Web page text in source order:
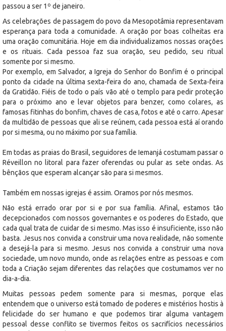
passou a ser 1º de janeiro.
As celebrações de passagem do povo da Mesopotâmia representavam
esperança para toda a comunidade. A oração por boas colheitas era
uma oração comunitária. Hoje em dia individualizamos nossas orações
e os rituais. Cada pessoa faz sua oração, seu pedido, seu ritual
somente por si mesmo.
Por exemplo, em Salvador, a Igreja do Senhor do Bonfim é o principal
ponto da cidade na última sexta-feira do ano, chamada de Sexta-feira
da Gratidão. Fiéis de todo o país vão até o templo para pedir proteção
para o próximo ano e levar objetos para benzer, como colares, as
famosas fitinhas do bonfim, chaves de casa, fotos e até o carro. Apesar
da multidão de pessoas que ali se reúnem, cada pessoa está aí orando
por si mesma, ou no máximo por sua família.
Em todas as praias do Brasil, seguidores de Iemanjá costumam passar o
Réveillon no litoral para fazer oferendas ou pular as sete ondas. As
bênçãos que esperam alcançar são para si mesmos.
Também em nossas igrejas é assim. Oramos por nós mesmos.
Não está errado orar por si e por sua família. Afinal, estamos tão
decepcionados com nossos governantes e os poderes do Estado, que
cada qual trata de cuidar de si mesmo. Mas isso é insuficiente, isso não
basta. Jesus nos convida a construir uma nova realidade, não somente
a desejá-la para si mesmo. Jesus nos convida a construir uma nova
sociedade, um novo mundo, onde as relações entre as pessoas e com
toda a Criação sejam diferentes das relações que costumamos ver no
dia-a-dia.
Muitas pessoas pedem somente para si mesmas, porque elas
entendem que o universo está tomado de poderes e mistérios hostis à
felicidade do ser humano e que podemos tirar alguma vantagem
pessoal desse conflito se tivermos feitos os sacrifícios necessários